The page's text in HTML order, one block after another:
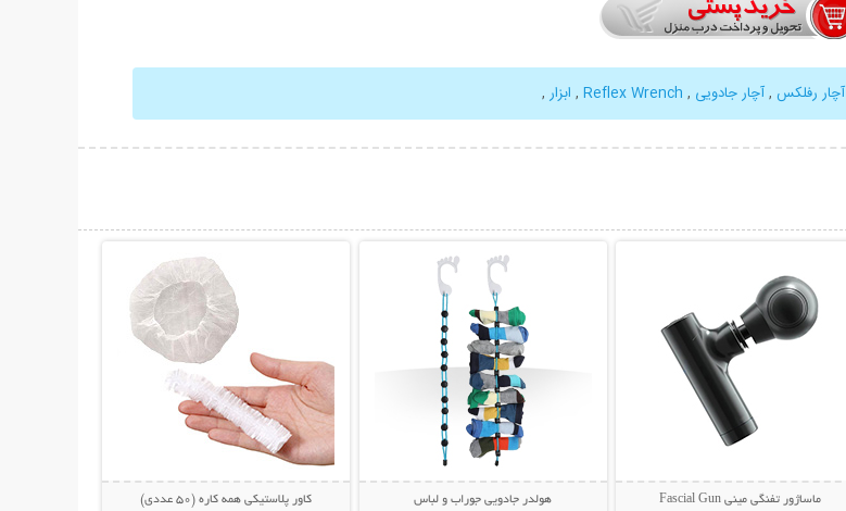
آچار رفلکس ,آچار جادویی ,
Reflex Wrench
, ابزار ,
ماساژور تفنگی مینی Fascial Gun هولدر جادویی جوراب و لباس کاور پلاستیکی همه کاره (50 عددی)